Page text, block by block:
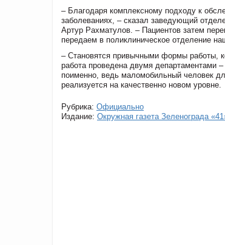
– Благодаря комплексному подходу к
заболеваниях, – сказал заведующий
Артур Рахматулов. – Пациентов затем
передаем в поликлиническое отделение
– Становятся привычными формы работы,
работа проведена двумя департаментами
поименно, ведь маломобильный человек
реализуется на качественно новом уровне.
Рубрика: Официально
Издание: Окружная газета Зеленограда